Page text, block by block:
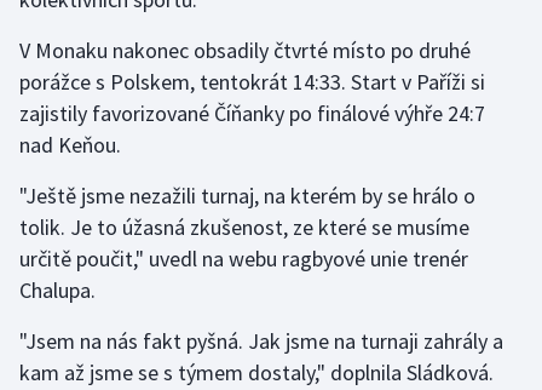
Volejbal
Ostatní
V Monaku nakonec obsadily čtvrté místo po druhé
porážce s Polskem, tentokrát 14:33. Start v Paříži si
zajistily favorizované Číňanky po finálové výhře 24:7
nad Keňou.
"Ještě jsme nezažili turnaj, na kterém by se hrálo o
tolik. Je to úžasná zkušenost, ze které se musíme
určitě poučit," uvedl na webu ragbyové unie trenér
Chalupa.
"Jsem na nás fakt pyšná. Jak jsme na turnaji zahrály a
kam až jsme se s týmem dostaly," doplnila Sládková.